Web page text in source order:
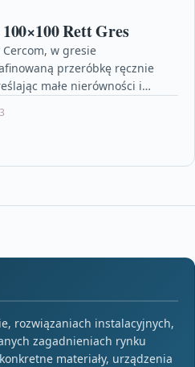
Rett Gres
w gresie
przeróbkę ręcznie
małe nierówności i
rozwiązaniach instalacyjnych,
zagadnieniach rynku
materiały, urządzenia